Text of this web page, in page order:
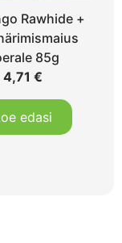
Rawhide +
85g
4,71€
edasi